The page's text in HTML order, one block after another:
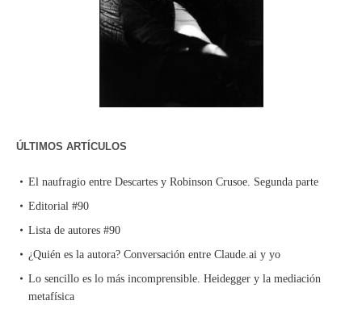
ÚLTIMOS ARTÍCULOS
El naufragio entre Descartes y Robinson Crusoe. Segunda parte
Editorial #90
Lista de autores #90
¿Quién es la autora? Conversación entre Claude.ai y yo
Lo sencillo es lo más incomprensible. Heidegger y la mediación
metafísica